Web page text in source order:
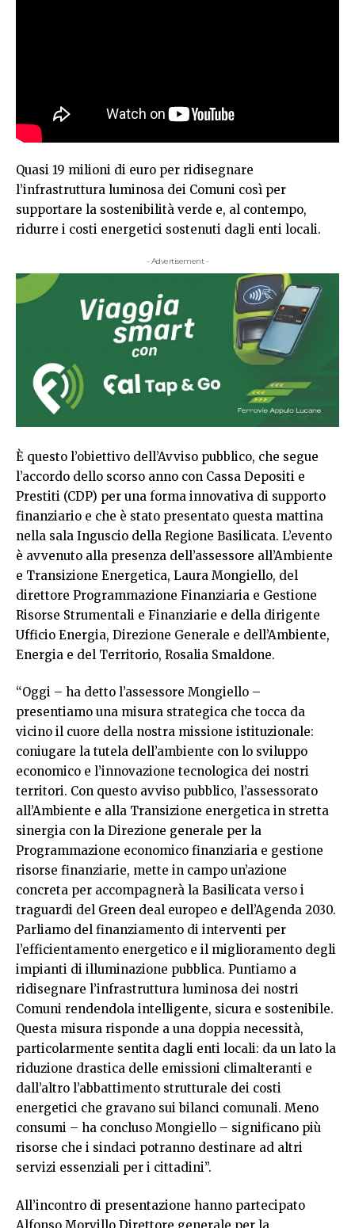
Quasi 19 milioni di euro per ridisegnare
l’infrastruttura luminosa dei Comuni così per
supportare la sostenibilità verde e, al contempo,
ridurre i costi energetici sostenuti dagli enti locali.
- Advertisement -
È questo l’obiettivo dell’Avviso pubblico, che segue
l’accordo dello scorso anno con Cassa Depositi e
Prestiti (CDP) per una forma innovativa di supporto
finanziario e che è stato presentato questa mattina
nella sala Inguscio della Regione Basilicata. L’evento
è avvenuto alla presenza dell’assessore all’Ambiente
e Transizione Energetica, Laura Mongiello, del
direttore Programmazione Finanziaria e Gestione
Risorse Strumentali e Finanziarie e della dirigente
Ufficio Energia, Direzione Generale e dell’Ambiente,
Energia e del Territorio, Rosalia Smaldone.
“Oggi – ha detto l’assessore Mongiello –
presentiamo una misura strategica che tocca da
vicino il cuore della nostra missione istituzionale:
coniugare la tutela dell’ambiente con lo sviluppo
economico e l’innovazione tecnologica dei nostri
territori. Con questo avviso pubblico, l’assessorato
all’Ambiente e alla Transizione energetica in stretta
sinergia con la Direzione generale per la
Programmazione economico finanziaria e gestione
risorse finanziarie, mette in campo un’azione
concreta per accompagnerà la Basilicata verso i
traguardi del Green deal europeo e dell’Agenda 2030.
Parliamo del finanziamento di interventi per
l’efficientamento energetico e il miglioramento degli
impianti di illuminazione pubblica. Puntiamo a
ridisegnare l’infrastruttura luminosa dei nostri
Comuni rendendola intelligente, sicura e sostenibile.
Questa misura risponde a una doppia necessità,
particolarmente sentita dagli enti locali: da un lato la
riduzione drastica delle emissioni climalteranti e
dall’altro l’abbattimento strutturale dei costi
energetici che gravano sui bilanci comunali. Meno
consumi – ha concluso Mongiello – significano più
risorse che i sindaci potranno destinare ad altri
servizi essenziali per i cittadini”.
All’incontro di presentazione hanno partecipato